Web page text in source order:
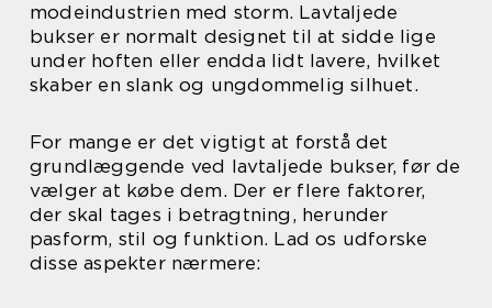
modeindustrien med storm. Lavtaljede
bukser er normalt designet til at sidde lige
under hoften eller endda lidt lavere, hvilket
skaber en slank og ungdommelig silhuet.
For mange er det vigtigt at forstå det
grundlæggende ved lavtaljede bukser, før de
vælger at købe dem. Der er flere faktorer,
der skal tages i betragtning, herunder
pasform, stil og funktion. Lad os udforske
disse aspekter nærmere: